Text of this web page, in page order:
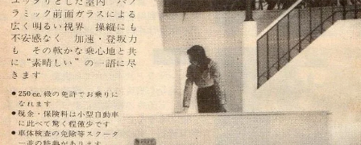
お知らせ
イベント・グッズ
YouTube
会社情報